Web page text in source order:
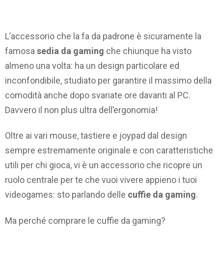
L’accessorio che la fa da padrone è sicuramente la
famosa sedia da gaming che chiunque ha visto
almeno una volta: ha un design particolare ed
inconfondibile, studiato per garantire il massimo della
comodità anche dopo svariate ore davanti al PC.
Davvero il non plus ultra dell’ergonomia!
Oltre ai vari mouse, tastiere e joypad dal design
sempre estremamente originale e con caratteristiche
utili per chi gioca, vi è un accessorio che ricopre un
ruolo centrale per te che vuoi vivere appieno i tuoi
videogames: sto parlando delle cuffie da gaming.
Ma perché comprare le cuffie da gaming?